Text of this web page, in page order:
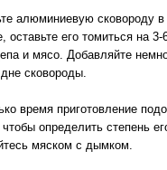
алюминиевую сковороду в
оставьте его томиться на
и мясо. Добавляйте
сковороды.
время приготовление
определить степень
мяском с дымком.